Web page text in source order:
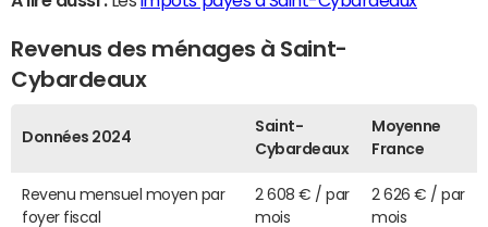
Revenus des ménages à Saint-
Cybardeaux
Données 2024
Saint-
Cybardeaux
Moyenne
France
Revenu mensuel moyen par
foyer fiscal
2 608 € / par
mois
2 626 € / par
mois